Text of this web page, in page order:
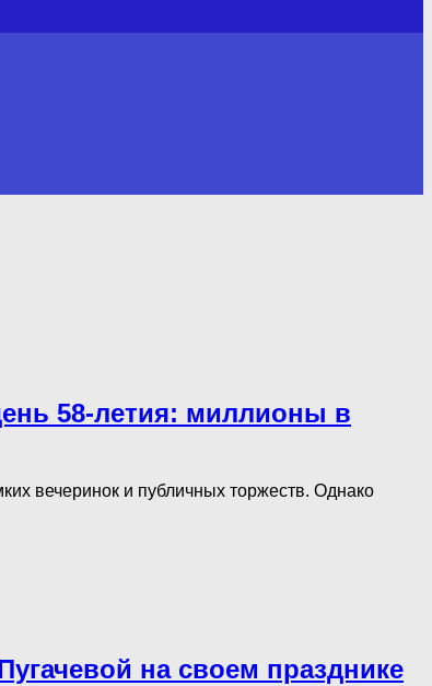
58-летия: миллионы в
вечеринок и публичных торжеств. Однако
на своем празднике